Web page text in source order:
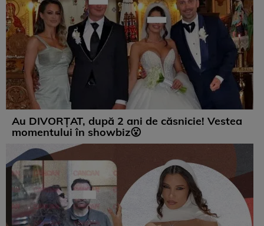
Au DIVORȚAT, după 2 ani de căsnicie! Vestea
momentului în showbiz😮